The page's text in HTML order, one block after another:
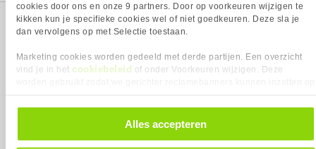
cookies door ons en onze 9 partners. Door op voorkeuren wijzigen te
kikken kun je specifieke cookies wel of niet goedkeuren. Deze sla je
dan vervolgens op met Selectie toestaan.
Marketing cookies worden gedeeld met derde partijen. Een overzicht
vind je in het cookiebeleid of onder Voorkeuren wijzigen. Deze
alle cookies. Je kunt je gegeven toestemming altijd intrekken, dit doe je
door in de footer van onze website te klikken op ‘Cookievoorkeuren’
Alles accepteren